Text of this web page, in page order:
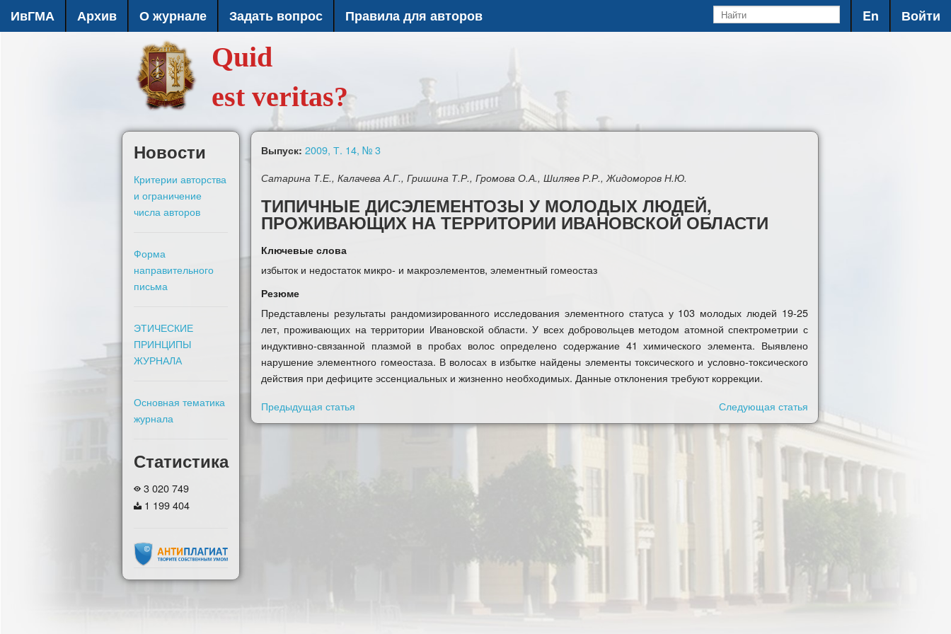
ИвГМА Архив О журнале Задать вопрос Правила для авторов En Войти
Quid
est veritas?
Новости
Критерии авторства
и ограничение
числа авторов
Форма
направительного
письма
ЭТИЧЕСКИЕ
ПРИНЦИПЫ
ЖУРНАЛА
Основная тематика
журнала
Статистика
3 020 749
1 199 404
Выпуск: 2009, Т. 14, № 3
Сатарина Т.Е., Калачева А.Г., Гришина Т.Р., Громова О.А., Шиляев Р.Р., Жидоморов Н.Ю.
ТИПИЧНЫЕ ДИСЭЛЕМЕНТОЗЫ У МОЛОДЫХ ЛЮДЕЙ,
ПРОЖИВАЮЩИХ НА ТЕРРИТОРИИ ИВАНОВСКОЙ ОБЛАСТИ
Ключевые слова
избыток и недостаток микро- и макроэлементов, элементный гомеостаз
Резюме
Представлены результаты рандомизированного исследования элементного статуса у 103 молодых людей 19-25
лет, проживающих на территории Ивановской области. У всех добровольцев методом атомной спектрометрии с
индуктивно-связанной плазмой в пробах волос определено содержание 41 химического элемента. Выявлено
нарушение элементного гомеостаза. В волосах в избытке найдены элементы токсического и условно-токсического
действия при дефиците эссенциальных и жизненно необходимых. Данные отклонения требуют коррекции.
Предыдущая статья
Следующая статья